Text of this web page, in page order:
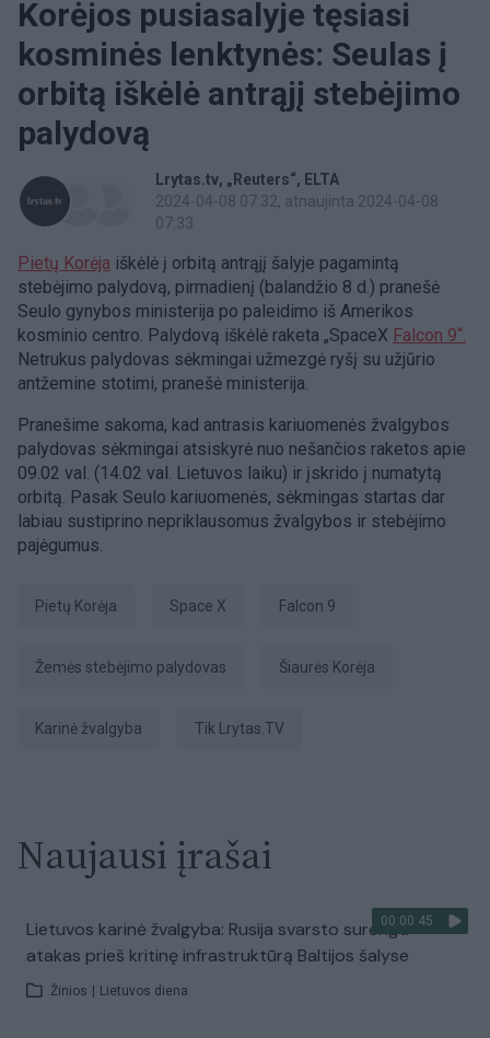
Korėjos pusiasalyje tęsiasi
kosminės lenktynės: Seulas į
orbitą iškėlė antrąjį stebėjimo
palydovą
Lrytas.tv „Reuters“
ELTA
2024-04-08 07:32, atnaujinta 2024-04-08
07:33
Pietų Korėja iškėlė į orbitą antrąjį šalyje pagamintą
stebėjimo palydovą, pirmadienį (balandžio 8 d.) pranešė
Seulo gynybos ministerija po paleidimo iš Amerikos
kosminio centro. Palydovą iškėlė raketa „SpaceX Falcon 9“.
Netrukus palydovas sėkmingai užmezgė ryšį su užjūrio
antžemine stotimi, pranešė ministerija.
Pranešime sakoma, kad antrasis kariuomenės žvalgybos
palydovas sėkmingai atsiskyrė nuo nešančios raketos apie
09.02 val. (14.02 val. Lietuvos laiku) ir įskrido į numatytą
orbitą. Pasak Seulo kariuomenės, sėkmingas startas dar
labiau sustiprino nepriklausomus žvalgybos ir stebėjimo
pajėgumus.
Pietų Korėja Space X Falcon 9
žemės stebėjimo palydovas Šiaurės Korėja
karinė žvalgyba tik Lrytas.TV
Naujausi įrašai
00:00:45
Lietuvos karinė žvalgyba: Rusija svarsto surengti
atakas prieš kritinę infrastruktūrą Baltijos šalyse
Žinios Lietuvos diena